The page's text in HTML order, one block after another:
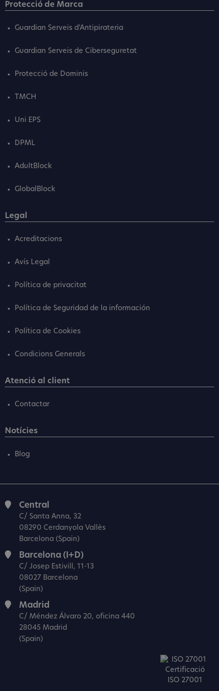
Protecció de Marca
Guardian Serveis d'Antipirateria
Guardian Serveis de Ciberseguretat
Protecció de Dominis
TMCH
Uni EPS
DPML
AdultBlock
GlobalBlock
Legal
Acreditacions
Avís Legal
Política de privacitat
Política de Seguridad de la información
Política de Cookies
Condicions Generals
Atenció al client
Contactar
Notícies
Blog
Central
C/ Santa Anna, 32
08290 Cerdanyola Vallès
Barcelona (Spain)
Barcelona (I+D)
C/ Josep Estivill, 11-13
08027 Barcelona
(Spain)
Madrid
C/ Méndez Álvaro 20, oficina 440
28045 Madrid
(Spain)
Certificació
ISO 27001